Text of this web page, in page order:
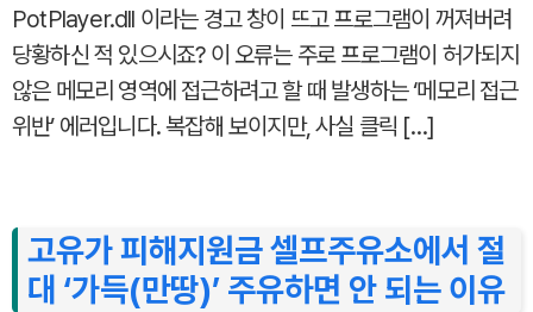
PotPlayer.dll 이라는 경고 창이 뜨고 프로그램이 꺼져버려
당황하신 적 있으시죠? 이 오류는 주로 프로그램이 허가되지
않은 메모리 영역에 접근하려고 할 때 발생하는 ‘메모리 접근
위반’ 에러입니다. 복잡해 보이지만, 사실 클릭 […]
고유가 피해지원금 셀프주유소에서 절
대 ‘가득(만땅)’ 주유하면 안 되는 이유